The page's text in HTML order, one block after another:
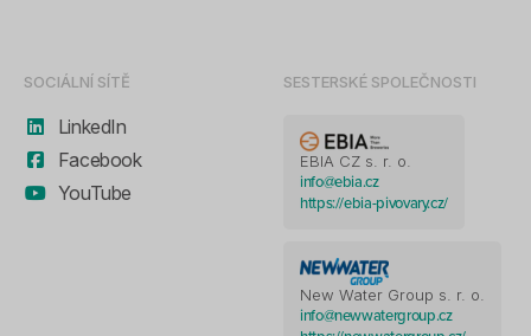
SOCIÁLNÍ SÍTĚ
LinkedIn
Facebook
YouTube
SESTERSKÉ SPOLEČNOSTI
EBIA CZ s. r. o.
info@ebia.cz
https://ebia-pivovary.cz/
New Water Group s. r. o.
info@newwatergroup.cz